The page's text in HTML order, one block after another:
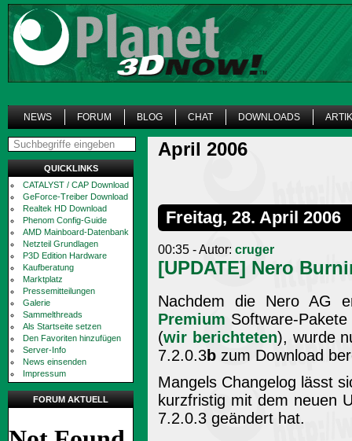
NEWS FORUM BLOG CHAT DOWNLOADS
QUICKLINKS
CATALYST / CAP Download
GeForce-Treiber Download
Realtek HD Download
Phenom Config-Guide
AMD Mainboard-Datenbank
Netzteil Grundlagen
P3D Edition Hardware
Kaufberatung
Marktplatz
Pressemitteilungen
Galerie
Sammelthreads
Als Startseite setzen
Den Favoriten hinzufügen
Server-Info
News einsenden
Impressum
FORUM AKTUELL
April 2006
Freitag, 28. April 2006
00:35 - Autor: cruger
[UPDATE] Nero
Nachdem die Nero AG
Premium Software-
(wir berichteten), wurde
7.2.0.3b zum Download
Mangels Changelog lässt
kurzfristig mit dem neuen
7.2.0.3 geändert hat.